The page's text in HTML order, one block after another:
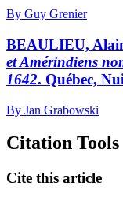
By Guy Grenier
BEAULIEU,
et Amérindiens
1642. Québec,
By Jan Grabowski
Citation Tools
Cite this article